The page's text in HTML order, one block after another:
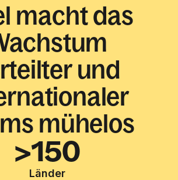
macht das
und
mühelos
>150
Länder